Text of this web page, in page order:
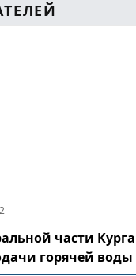
части
горячей воды